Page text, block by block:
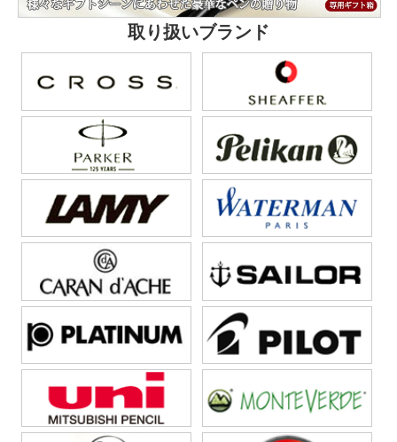
取り扱いブランド